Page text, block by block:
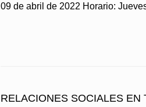
09 de abril de 2022 Horario:
RELACIONES SOCIALES EN